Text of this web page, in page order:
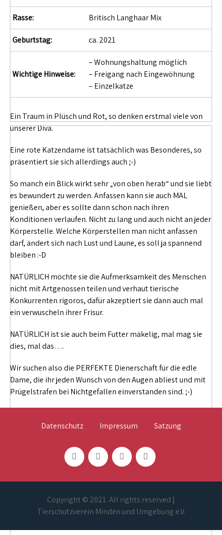
Rasse: Britisch Langhaar Mix
Geburtstag: ca. 2021
Wichtige Hinweise:
– Wohnungshaltung möglich
– Freigang nach Eingewöhnung
– Einzelkatze
Ein Traum in Plüsch und Rot, so denken erstmal viele von
unserer Diva.
Eine rote Katzendame ist tatsächlich was Besonderes, so
präsentiert sie sich allerdings auch ;-)
So manch ein Blick wirkt sehr „von oben herab“ und sie liebt
es bewundert zu werden. Anfassen kann sie auch MAL
genießen, aber es sollte dann schon nach ihren
Konditionen verlaufen. Nicht zu lang und auch nicht an jeder
Körperstelle. Welche Körperstellen man nicht anfassen
darf, ändert sich nach Lust und Laune, es soll ja spannend
bleiben :-D
NATÜRLICH möchte sie die Aufmerksamkeit des Menschen
nicht mit Artgenossen teilen und verhaut tierische
Konkurrenten rigoros, dafür akzeptiert sie dann auch mal
ein verwuscheln ihrer Frisur.
NATÜRLICH ist sie auch beim Futter mäkelig, mal mag sie
dies, mal das….
Wir suchen also die PERFEKTE Dienerschaft für die edle
Dame, die ihr jeden Wunsch von den Augen abliest und mit
Prügelstrafen bei Nichtgefallen einverstanden sind. ;-)
Datenschutz Impressum Satzung
Copyright © 2021. All rights reserved |
Tierschutzverein Minden und Umgebung e.V.